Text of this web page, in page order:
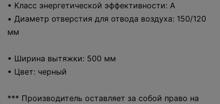
• Класс энергетической эффективности: A
• Диаметр отверстия для отвода воздуха: 150/120
мм
• Ширина вытяжки: 500 мм
• Цвет: черный
*** Производитель оставляет за собой право на